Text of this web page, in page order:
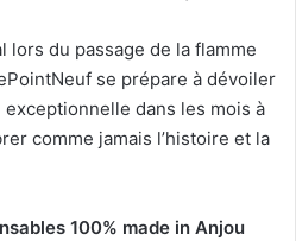
lors du passage de la flamme
se prépare à dévoiler
exceptionnelle dans les mois à
comme jamais l’histoire et la
100% made in Anjou